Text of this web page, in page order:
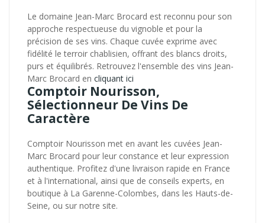
Le domaine Jean-Marc Brocard est reconnu pour son
approche respectueuse du vignoble et pour la
précision de ses vins. Chaque cuvée exprime avec
fidélité le terroir chablisien, offrant des blancs droits,
purs et équilibrés. Retrouvez l'ensemble des vins Jean-
Marc Brocard en cliquant ici
Comptoir Nourisson,
Sélectionneur De Vins De
Caractère
Comptoir Nourisson met en avant les cuvées Jean-
Marc Brocard pour leur constance et leur expression
authentique. Profitez d'une livraison rapide en France
et à l'international, ainsi que de conseils experts, en
boutique à La Garenne-Colombes, dans les Hauts-de-
Seine, ou sur notre site.